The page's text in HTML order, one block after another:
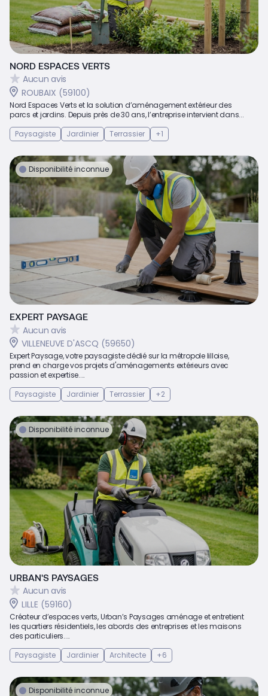
NORD ESPACES VERTS
Aucun avis
ROUBAIX (59100)
Nord Espaces Verts et la solution d’aménagement extérieur des
parcs et jardins. Depuis près de 30 ans, l’entreprise intervient dans...
Paysagiste
Jardinier Terrassier +1
Disponibilité inconnue
EXPERT PAYSAGE
Aucun avis
VILLENEUVE D'ASCQ (59650)
Expert Paysage, votre paysagiste dédié sur la métropole lilloise,
prend en charge vos projets d'aménagements extérieurs avec
passion et expertise....
Paysagiste
Jardinier Terrassier +2
Disponibilité inconnue
URBAN'S PAYSAGES
Aucun avis
LILLE (59160)
Créateur d’espaces verts, Urban’s Paysages aménage et entretient
les quartiers résidentiels, les abords des entreprises et les maisons
des particuliers....
Paysagiste
Jardinier Architecte +6
Disponibilité inconnue